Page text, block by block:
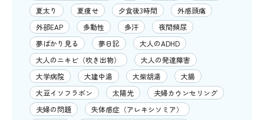
夏太り
夏痩せ 夕食後3時間
外感頭痛
外部EAP
多動性 多汗
夜間頻尿
夢ばかり見る
夢日記
大人のADHD
大人のニキビ（吹き出物）
大人の発達障害
大学病院
大建中湯 大柴胡湯
大腸
大豆イソフラボン
太陽光
夫婦カウンセリング
夫婦の問題
失体感症（アレキシソミア）